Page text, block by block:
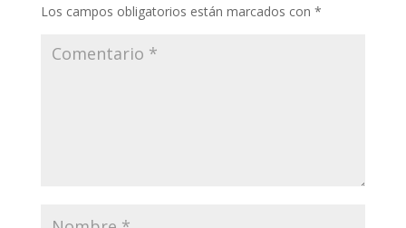
Los campos obligatorios están marcados con *